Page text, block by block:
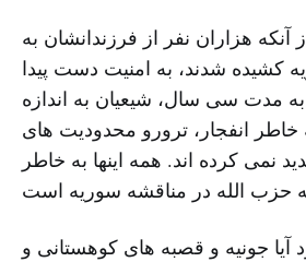
آنکه هزاران نفر از فرزندانشان به
کشیده شدند، به امنیت دست پیدا
به مدت سی سال، شیعیان به اندازه
انفجار، ترورو محدودیت های
نمی کرده اند. همه اینها به خاطر
آیا جونیه و قصبه های کوهستانی و